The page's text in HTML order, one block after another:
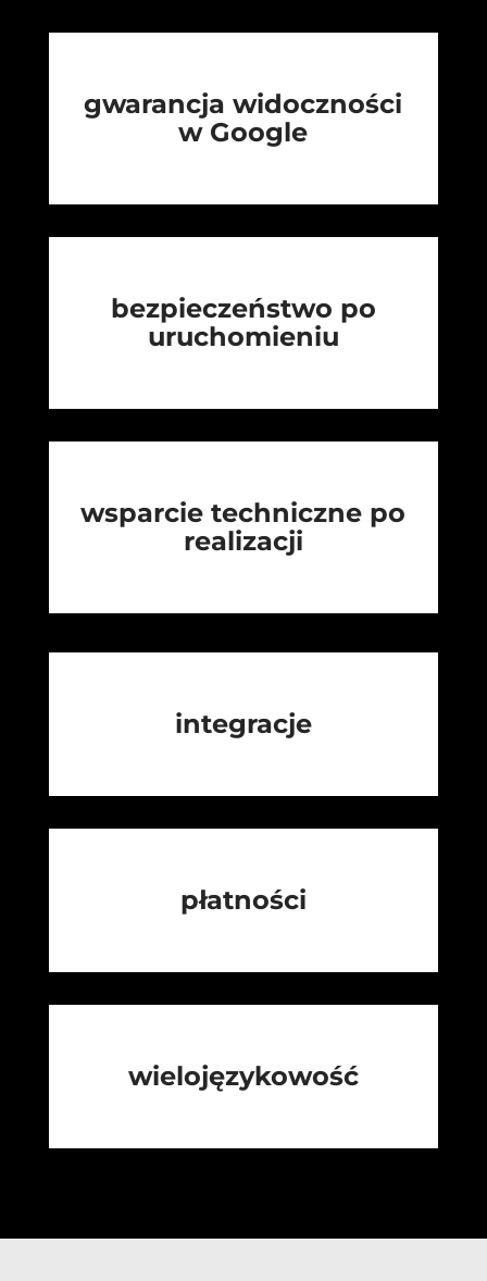
gwarancja widoczności
w Google
bezpieczeństwo po
uruchomieniu
wsparcie techniczne po
realizacji
integracje
płatności
wielojęzykowość